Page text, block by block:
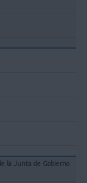
la Junta de Gobierno